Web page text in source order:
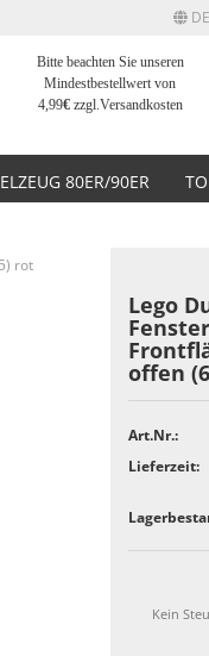
DE
Passwort vergessen?
Bitte beachten Sie unseren
Mindestbestellwert von
4,99€zzgl.Versandkosten
80ER/90ER
rot
Lego
offen
Art.Nr.:
Lieferzeit:
Kein